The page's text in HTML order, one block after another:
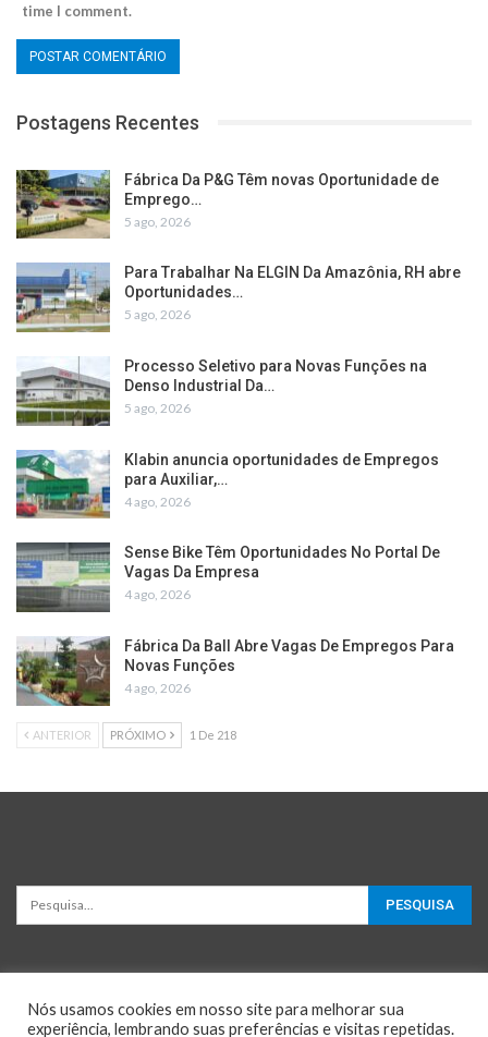
time I comment.
Postagens Recentes
Fábrica Da P&G Têm novas Oportunidade de
Emprego…
5 ago, 2026
Para Trabalhar Na ELGIN Da Amazônia, RH abre
Oportunidades…
5 ago, 2026
Processo Seletivo para Novas Funções na
Denso Industrial Da…
5 ago, 2026
Klabin anuncia oportunidades de Empregos
para Auxiliar,…
4 ago, 2026
Sense Bike Têm Oportunidades No Portal De
Vagas Da Empresa
4 ago, 2026
Fábrica Da Ball Abre Vagas De Empregos Para
Novas Funções
4 ago, 2026
ANTERIOR PRÓXIMO 1 De 218
Nós usamos cookies em nosso site para melhorar sua
experiência, lembrando suas preferências e visitas repetidas.